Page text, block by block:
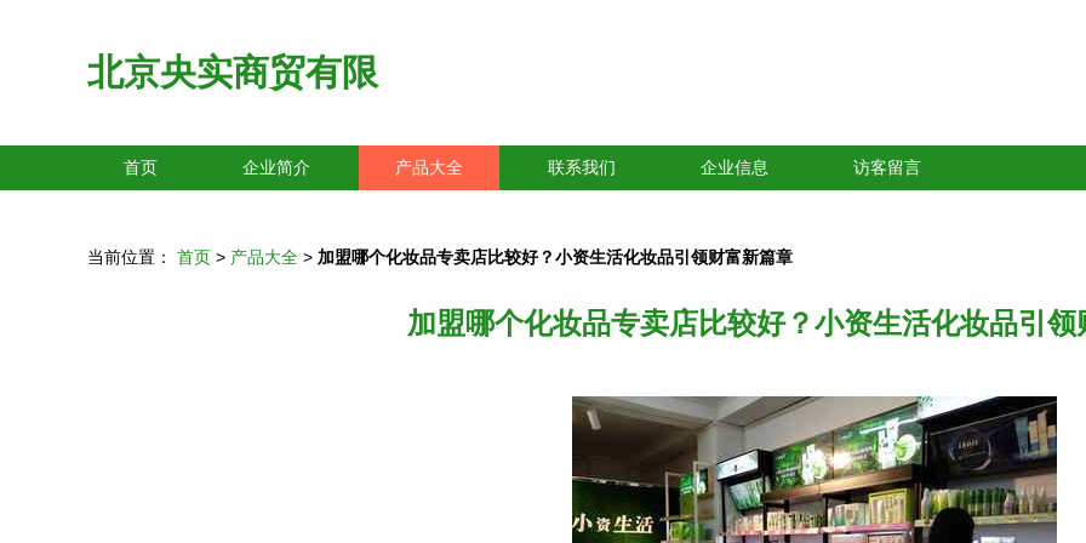
北京央实商贸有限
首页 企业简介 产品大全 联系我们 企业信息 访客留言
当前位置： 首页 > 产品大全 > 加盟哪个化妆品专卖店比较好？小资生活化妆品引领财富新篇章
加盟哪个化妆品专卖店比较好？小资生活化妆品引领